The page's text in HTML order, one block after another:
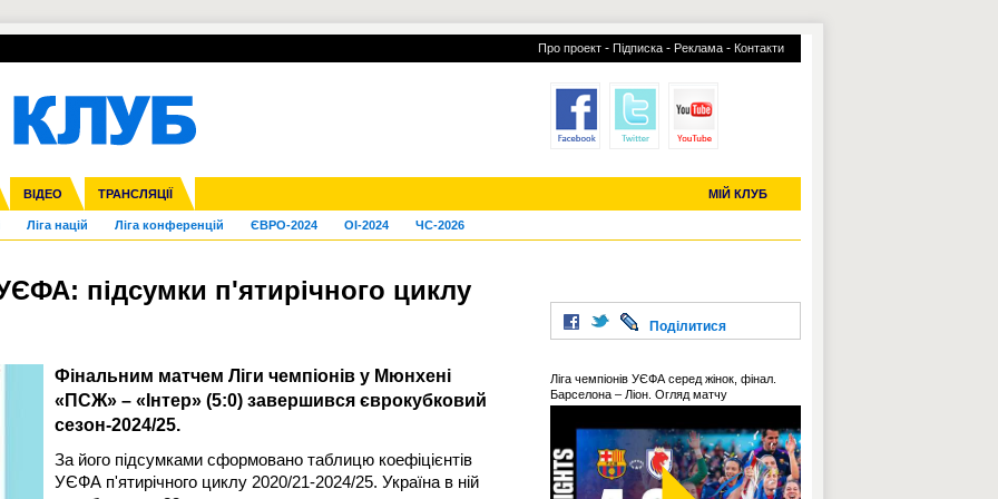
Про проект - Підписка - Реклама - Контакти
ВІДЕО ТРАНСЛЯЦІЇ МІЙ КЛУБ
ліга Кубок України Молодіжка
Ліга націй Ліга конференцій ЄВРО-2024 OI-2024 ЧС-2026
Франція ІншіЧЄ-2015 (U-21)
УПЛ-ПЕРЕХОДИ УСІ ТРАНСФЕРИ
підсумки п'ятирічного циклу
Фінальним матчем Ліги чемпіонів у Мюнхені
«ПСЖ» – «Інтер» (5:0) завершився єврокубковий
сезон-2024/25.
За його підсумками сформовано таблицю коефіцієнтів
УЄФА п'ятирічного циклу 2020/21-2024/25. Україна в ній
Поділитися
Ліга чемпіонів УЄФА серед жінок, фінал.
Барселона – Ліон. Огляд матчу